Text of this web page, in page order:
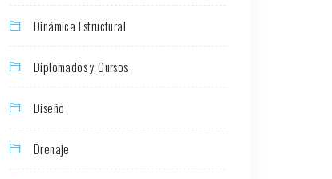
Dinámica Estructural
Diplomados y Cursos
Diseño
Drenaje